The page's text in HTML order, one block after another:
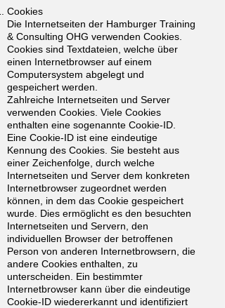
Cookies
Die Internetseiten der Hamburger Training
& Consulting OHG verwenden Cookies.
Cookies sind Textdateien, welche über
einen Internetbrowser auf einem
Computersystem abgelegt und
gespeichert werden.
Zahlreiche Internetseiten und Server
verwenden Cookies. Viele Cookies
enthalten eine sogenannte Cookie-ID.
Eine Cookie-ID ist eine eindeutige
Kennung des Cookies. Sie besteht aus
einer Zeichenfolge, durch welche
Internetseiten und Server dem konkreten
Internetbrowser zugeordnet werden
können, in dem das Cookie gespeichert
wurde. Dies ermöglicht es den besuchten
Internetseiten und Servern, den
individuellen Browser der betroffenen
Person von anderen Internetbrowsern, die
andere Cookies enthalten, zu
unterscheiden. Ein bestimmter
Internetbrowser kann über die eindeutige
Cookie-ID wiedererkannt und identifiziert